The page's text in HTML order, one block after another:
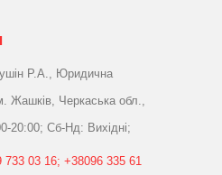
Р.А., Юридична
Жашків, Черкаська обл.,
20:00; Сб-Нд: Вихідні;
733 03 16; +38096 335 61